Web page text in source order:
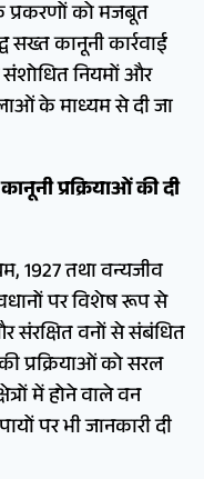
प्रकरणों को मजबूत
कानूनी कार्रवाई
नियमों और
के माध्यम से दी जा
प्रक्रियाओं की दी
1927 तथा वन्यजीव
पर विशेष रूप से
संरक्षित वनों से संबंधित
प्रक्रियाओं को सरल
में होने वाले वन
पर भी जानकारी दी